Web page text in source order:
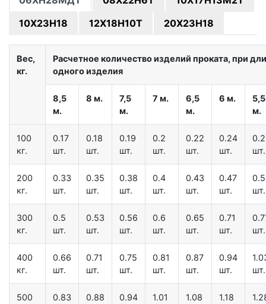
10Х23Н18
12Х18Н10Т 20Х23Н18
Вес,
кг.
Расчетное количество изделий проката, при
одного изделия
8,5
м.
8 м.
7,5
м.
7 м.
6,5
м.
6 м.
5,5
м.
100
кг.
0.17
шт.
0.18
шт.
0.19
шт.
0.2
шт.
0.22
шт.
0.24
шт.
шт.
200
кг.
0.33
шт.
0.35
шт.
0.38
шт.
0.4
шт.
0.43
шт.
0.47
шт.
шт.
300
кг.
0.5
шт.
0.53
шт.
0.56
шт.
0.6
шт.
0.65
шт.
0.71
шт.
шт.
400
кг.
0.66
шт.
0.71
шт.
0.75
шт.
0.81
шт.
0.87
шт.
0.94
шт.
шт.
500
0.83
0.88
0.94
1.01
1.08
1.18